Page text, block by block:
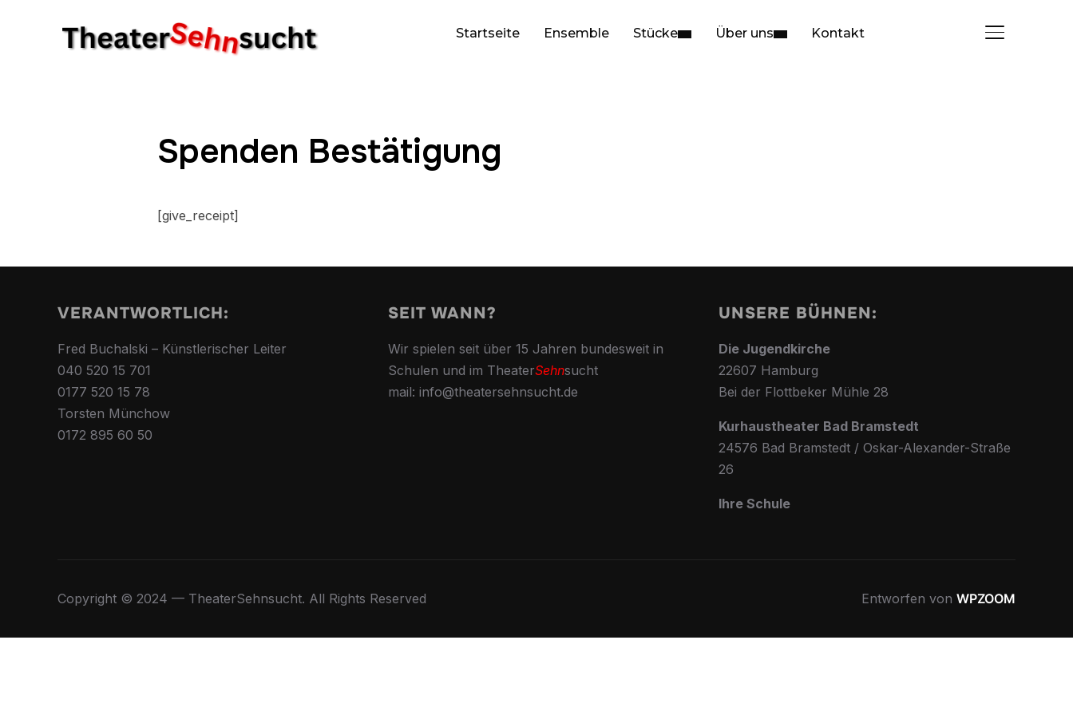
Startseite Ensemble Stücke Über uns Kontakt
Spenden Bestätigung
[give_receipt]
VERANTWORTLICH:
Fred Buchalski – Künstlerischer Leiter
040 520 15 701
0177 520 15 78
Torsten Münchow
0172 895 60 50
SEIT WANN?
Wir spielen seit über 15 Jahren bundesweit in
Schulen und im TheaterSehnsucht
mail: info@theatersehnsucht.de
UNSERE BÜHNEN:
Die Jugendkirche
22607 Hamburg
Bei der Flottbeker Mühle 28
Kurhaustheater Bad Bramstedt
24576 Bad Bramstedt / Oskar-Alexander-Straße
26
Ihre Schule
Copyright © 2024 — TheaterSehnsucht. All Rights Reserved Entworfen von WPZOOM